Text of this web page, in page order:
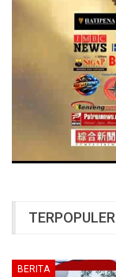
TERPOPULER
BERITA